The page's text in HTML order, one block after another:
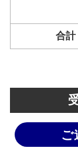
合計
ご